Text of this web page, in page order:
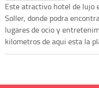
Este atractivo hotel de lujo
Soller, donde podra
lugares de ocio y
kilometros de aqui esta la